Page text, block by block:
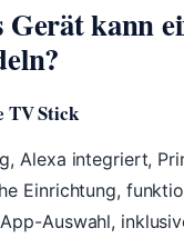
Gerät kann
TV Stick
Alexa integriert,
Einrichtung,
Auswahl,